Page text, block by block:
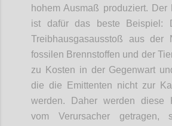
hohem Ausmaß produziert. Der
ist dafür das beste Beispiel:
Treibhausgasausstoß aus der
fossilen Brennstoffen und der
zu Kosten in der Gegenwart
die die Emittenten nicht zur
werden. Daher werden diese
vom Verursacher getragen,